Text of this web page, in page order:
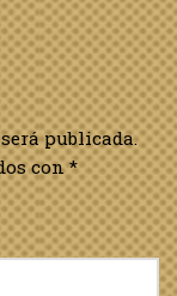
publicada.
con*